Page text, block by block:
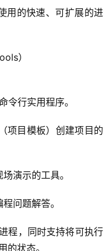
用的快速、可扩展的进
）
行实用程序。
目模板）创建项目的
演示的工具。
问题解答。
程，同时支持将可执行
状态。